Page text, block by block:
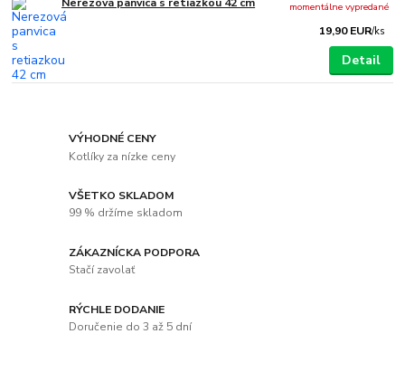
19,90 EUR/ks
momentálne vypredané
Detail
VÝHODNÉ CENY
Kotlíky za nízke ceny
VŠETKO SKLADOM
99 % držíme skladom
ZÁKAZNÍCKA PODPORA
Stačí zavolať
RÝCHLE DODANIE
Doručenie do 3 až 5 dní